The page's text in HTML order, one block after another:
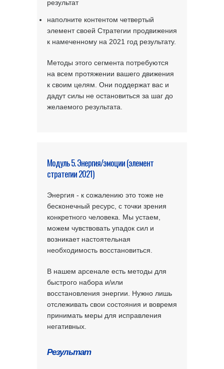
результат
наполните контентом четвертый
элемент своей Стратегии продвижения
к намеченному на 2021 год результату.
Методы этого сегмента потребуются
на всем протяжении вашего движения
к своим целям. Они поддержат вас и
дадут силы не остановиться за шаг до
желаемого результата.
Модуль 5. Энергия/эмоции (элемент
стратегии 2021)
Энергия - к сожалению это тоже не
бесконечный ресурс, с точки зрения
конкретного человека. Мы устаем,
можем чувствовать упадок сил и
возникает настоятельная
необходимость восстановиться.
В нашем арсенале есть методы для
быстрого набора и/или
восстановления энергии. Нужно лишь
отслеживать свои состояния и вовремя
принимать меры для исправления
негативных.
Результат